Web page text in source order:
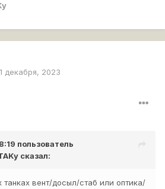
1 декабря, 2023
пользователь
сказал:
танках вент/досыл/стаб или оптика/